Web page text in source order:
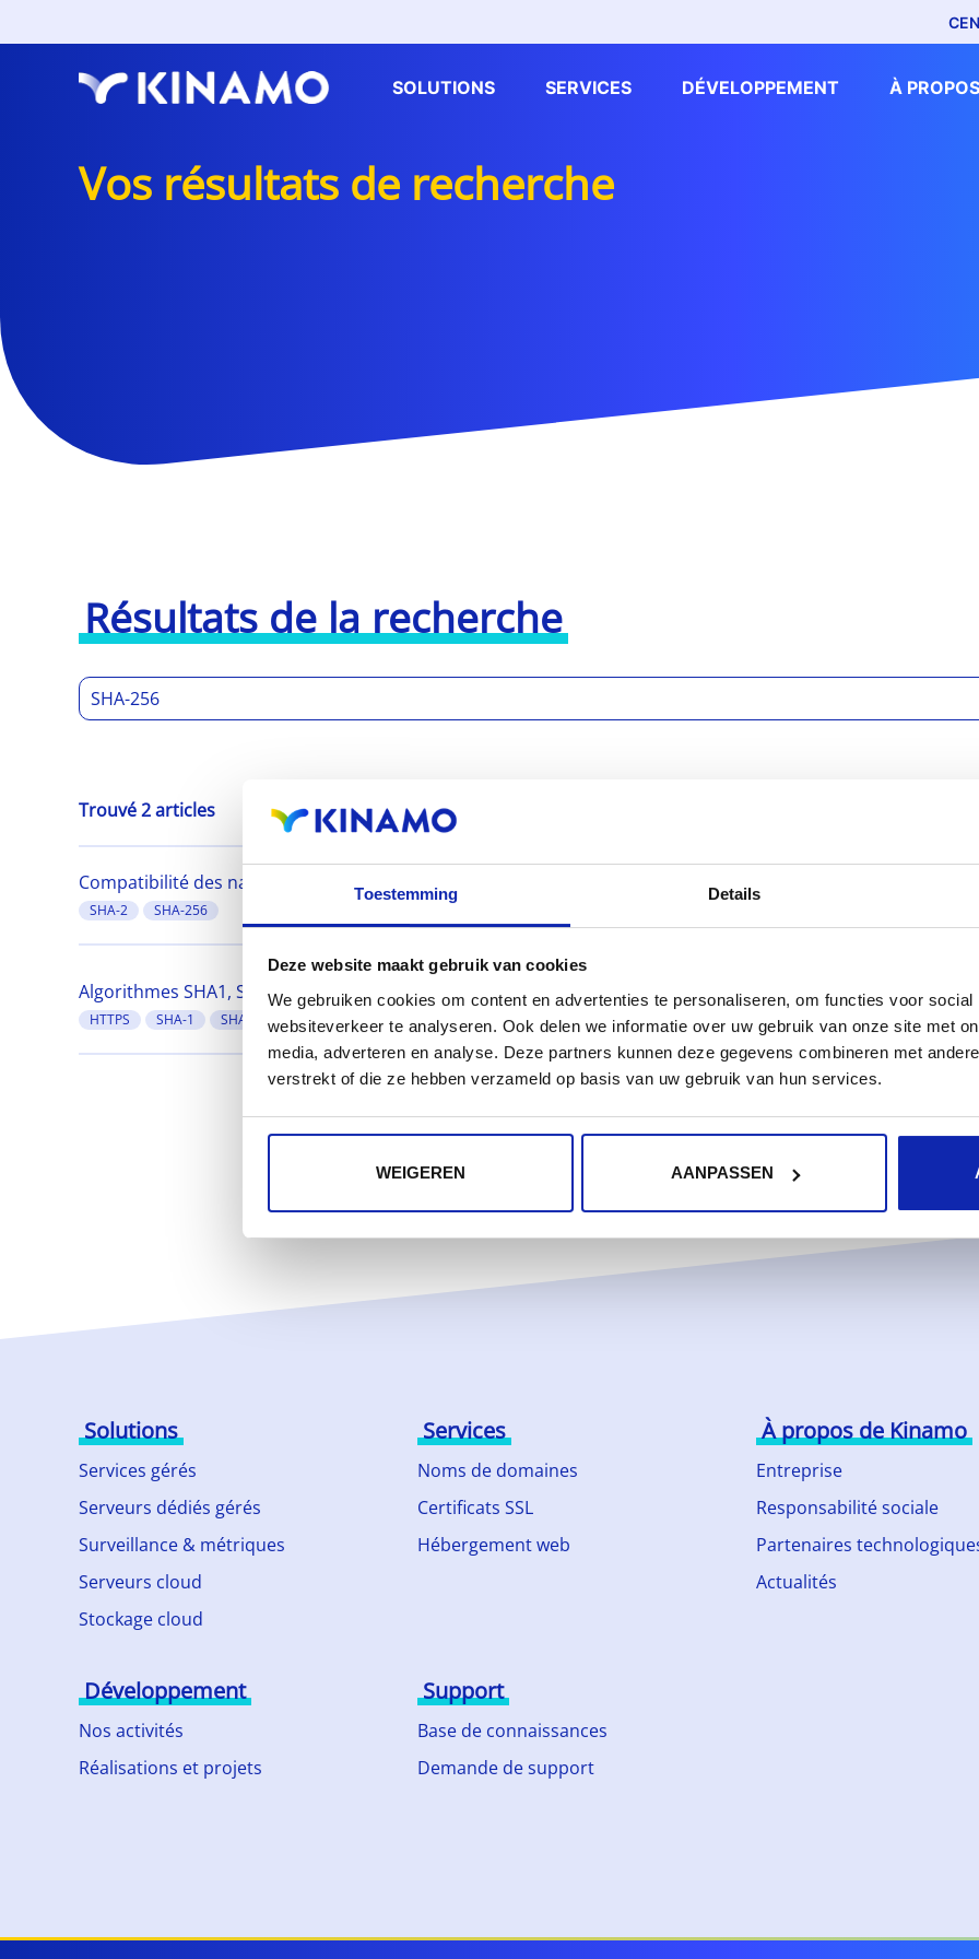
Toestemming Details
Deze website maakt gebruik van cookies
We gebruiken cookies om content en advertenties te personaliseren, om functies voor
websiteverkeer te analyseren. Ook delen we informatie over uw gebruik van onze site met
media, adverteren en analyse. Deze partners kunnen deze gegevens combineren met
verstrekt of die ze hebben verzameld op basis van uw gebruik van hun services.
WEIGEREN AANPASSEN
SOLUTIONS SERVICES DÉVELOPPEMENT À
Vos résultats de recherche
Résultats de la recherche
Trouvé 2 articles
Compatibilité des navigateurs avec SHA-256
SHA-2 SHA-256
Algorithmes SHA1, SHA2, et SHA256
HTTPS SHA-1 SHA-2 SHA-256
Solutions
Services gérés
Serveurs dédiés gérés
Surveillance & métriques
Serveurs cloud
Stockage cloud
Services
Noms de domaines
Certificats SSL
Hébergement web
À propos de Kinamo
Entreprise
Responsabilité sociale
Partenaires
Actualités
Développement
Nos activités
Réalisations et projets
Support
Base de connaissances
Demande de support